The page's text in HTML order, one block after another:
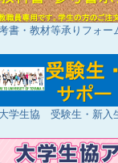
書・教材等承りフォー
学生協 受験生・新入